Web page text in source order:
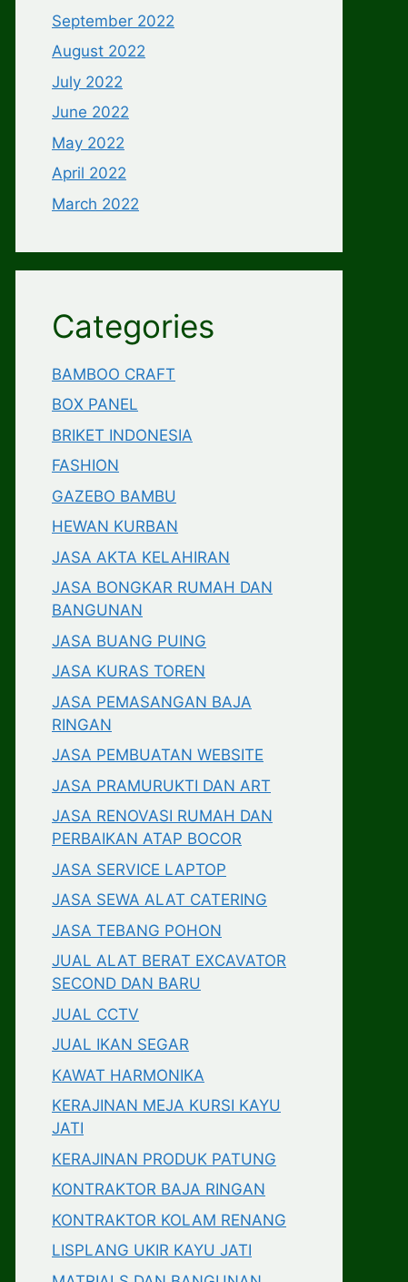
September 2022
August 2022
July 2022
June 2022
May 2022
April 2022
March 2022
Categories
BAMBOO CRAFT
BOX PANEL
BRIKET INDONESIA
FASHION
GAZEBO BAMBU
HEWAN KURBAN
JASA AKTA KELAHIRAN
JASA BONGKAR RUMAH DAN
BANGUNAN
JASA BUANG PUING
JASA KURAS TOREN
JASA PEMASANGAN BAJA
RINGAN
JASA PEMBUATAN WEBSITE
JASA PRAMURUKTI DAN ART
JASA RENOVASI RUMAH DAN
PERBAIKAN ATAP BOCOR
JASA SERVICE LAPTOP
JASA SEWA ALAT CATERING
JASA TEBANG POHON
JUAL ALAT BERAT EXCAVATOR
SECOND DAN BARU
JUAL CCTV
JUAL IKAN SEGAR
KAWAT HARMONIKA
KERAJINAN MEJA KURSI KAYU
JATI
KERAJINAN PRODUK PATUNG
KONTRAKTOR BAJA RINGAN
KONTRAKTOR KOLAM RENANG
LISPLANG UKIR KAYU JATI